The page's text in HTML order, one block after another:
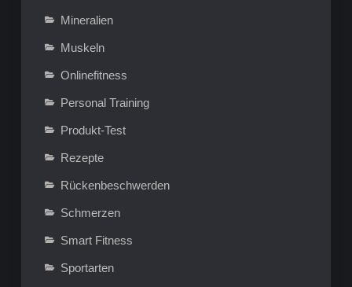
Mineralien
Muskeln
Onlinefitness
Personal Training
Produkt-Test
Rezepte
Rückenbeschwerden
Schmerzen
Smart Fitness
Sportarten